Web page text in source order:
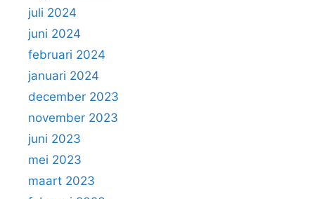
juli 2024
juni 2024
februari 2024
januari 2024
december 2023
november 2023
juni 2023
mei 2023
maart 2023